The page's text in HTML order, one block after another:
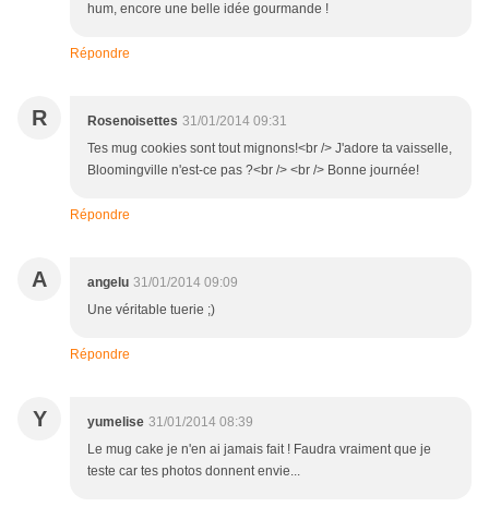
hum, encore une belle idée gourmande !
Répondre
R Rosenoisettes 31/01/2014 09:31
Tes mug cookies sont tout mignons!<br /> J'adore ta vaisselle,
Bloomingville n'est-ce pas ?<br /> <br /> Bonne journée!
Répondre
A angelu 31/01/2014 09:09
Une véritable tuerie ;)
Répondre
Y yumelise 31/01/2014 08:39
Le mug cake je n'en ai jamais fait ! Faudra vraiment que je
teste car tes photos donnent envie...